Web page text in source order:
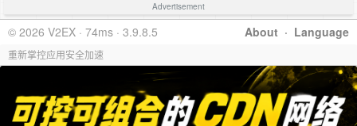
Advertisement
About · Language
© 2026 V2EX · 74ms · 3.9.8.5
重新掌控应用安全加速